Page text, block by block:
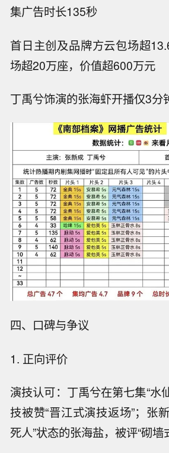
集广告时长135秒
首日主创及品牌方云包场超
场超20万座，价值超600万元
丁禹兮饰演的张海虾开播仅3分
四、口碑与争议
1. 正向评价
演技认可：丁禹兮在第七集“水
技被赞“晋江式演技返场”；张
死人”状态的张海盐，被评“砌墙